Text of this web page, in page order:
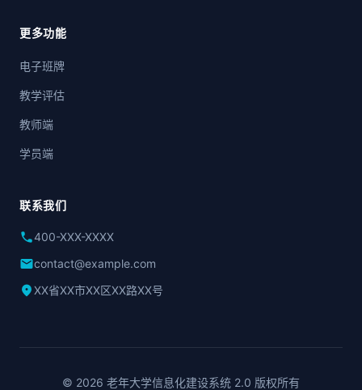
更多功能
电子班牌
教学评估
教师端
学员端
联系我们
phone400-XXX-XXXX
mailcontact@example.com
location_onXX省XX市XX区XX路XX号
© 2026 老年大学信息化建设系统 2.0 版权所有